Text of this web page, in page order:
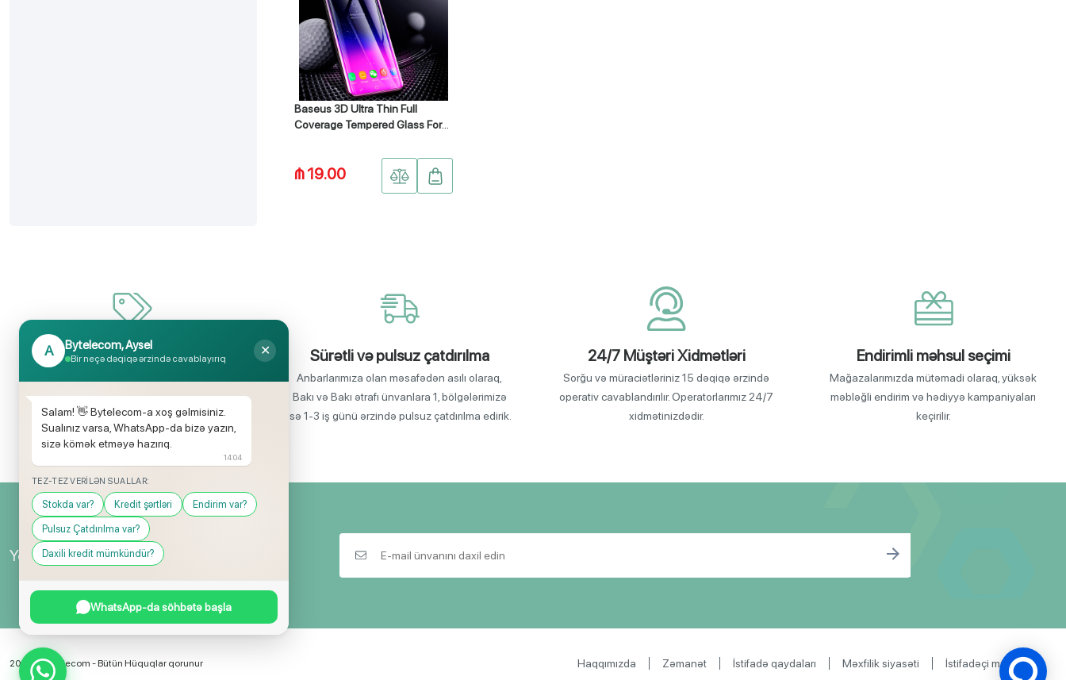
Baseus 3D Ultra Thin Full
Coverage Tempered Glass For
₼ 19.00
İnanılmaz uyğun qiymətlər
idxalçısı olaraq satış qiymətlərinin aşağı
olmasını rahatlıqla təmin edə bilirik.
Sürətli və pulsuz çatdırılma
Anbarlarımıza olan məsafədən asılı olaraq,
Bakı və Bakı ətrafı ünvanlara 1, bölgələrimizə
isə 1-3 iş günü ərzində pulsuz çatdırılma edirik.
24/7 Müştəri Xidmətləri
Sorğu və müraciətləriniz 15 dəqiqə ərzində
operativ cavablandırılır. Operatorlarımız 24/7
xidmətinizdədir.
Endirimli məhsul seçimi
Mağazalarımızda mütəmadi olaraq, yüksək
məbləğli endirim və hədiyyə kampaniyaları
keçirilir.
Yeniliklərimizdən ilk siz xəbərdar olun!
2026 © ByTelecom - Bütün Hüquqlar qorunur Haqqımızda Zəmanət İstifadə qaydaları Məxfilik siyasəti İstifadəçi müqaviləsi
A Bytelecom, Aysel
Bir neçə dəqiqə ərzində cavablayırıq
✕
Salam! 👋 Bytelecom-a xoş gəlmisiniz.
Sualınız varsa, WhatsApp-da bizə yazın,
sizə kömək etməyə hazırıq.
14:04
TEZ-TEZ VERILƏN SUALLAR:
Stokda var? Kredit şərtləri Endirim var?
Pulsuz Çatdırılma var?
Daxili kredit mümkündür?
WhatsApp-da söhbətə başla